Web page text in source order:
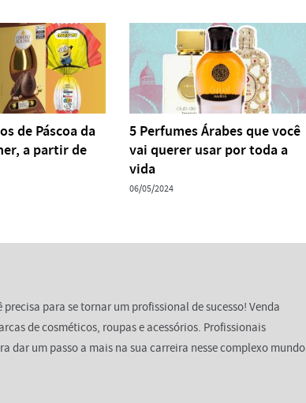
de Páscoa da
a partir de
5 Perfumes Árabes que você
vai querer usar por toda a
vida
06/05/2024
para se tornar um profissional de sucesso! Venda
de cosméticos, roupas e acessórios. Profissionais
um passo a mais na sua carreira nesse complexo mundo